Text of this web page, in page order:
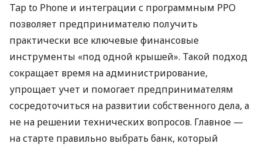
Tap to Phone и интеграции с программным РРО
позволяет предпринимателю получить
практически все ключевые финансовые
инструменты «под одной крышей». Такой подход
сокращает время на администрирование,
упрощает учет и помогает предпринимателям
сосредоточиться на развитии собственного дела, а
не на решении технических вопросов. Главное —
на старте правильно выбрать банк, который